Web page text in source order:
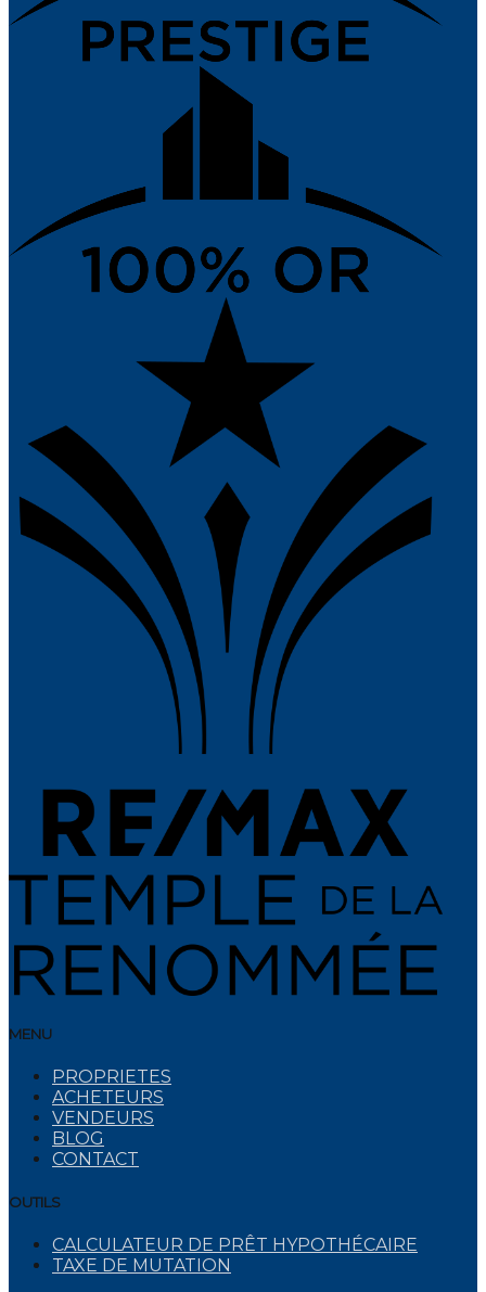
MENU
PROPRIETES
ACHETEURS
VENDEURS
BLOG
CONTACT
OUTILS
CALCULATEUR DE PRÊT HYPOTHÉCAIRE
TAXE DE MUTATION